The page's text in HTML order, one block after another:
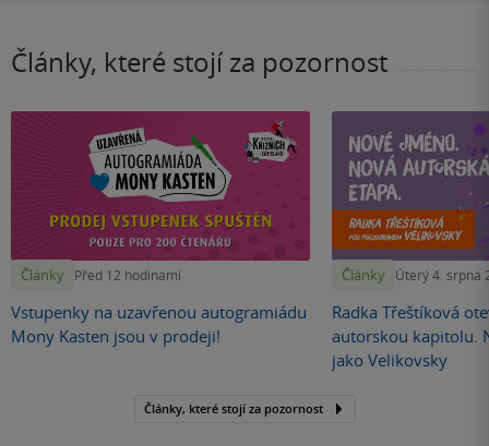
Články, které stojí za pozornost
Články Před 12 hodinami
Vstupenky na uzavřenou autogramiádu
Mony Kasten jsou v prodeji!
Články Úterý 4. srpna
Radka Třeštíková
autorskou kapitolu.
jako Velikovsky
Články, které stojí za pozornost